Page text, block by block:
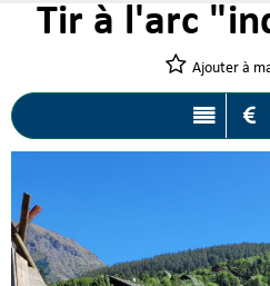
Tir à l'arc
Ajouter à